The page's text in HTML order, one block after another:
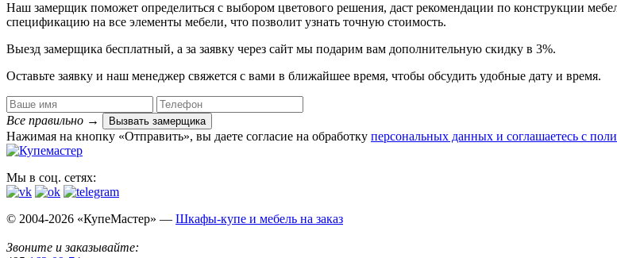
Наш замерщик поможет определиться с выбором цветового решения, даст рекомендации по конструкции
спецификацию на все элементы мебели, что позволит узнать точную стоимость.
Выезд замерщика бесплатный, а за заявку через сайт мы подарим вам дополнительную скидку в 3%.
Оставьте заявку и наш менеджер свяжется с вами в ближайшее время, чтобы обсудить удобные дату и время.
Все правильно → Вызвать замерщика
Нажимая на кнопку «Отправить», вы даете согласие на обработку персональных данных​ и соглашаетесь c
Мы в соц. сетях:
© 2004-2026 «КупеМастер» — Шкафы-купе и мебель на заказ
Звоните и заказывайте: